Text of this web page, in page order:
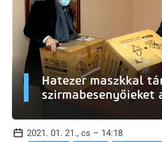
Hatezer maszkkal
szirmabesenyőieket
2021. 01. 21., cs – 14:18